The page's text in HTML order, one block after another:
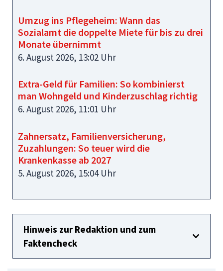
Umzug ins Pflegeheim: Wann das
Sozialamt die doppelte Miete für bis zu drei
Monate übernimmt
6. August 2026, 13:02 Uhr
Extra-Geld für Familien: So kombinierst
man Wohngeld und Kinderzuschlag richtig
6. August 2026, 11:01 Uhr
Zahnersatz, Familienversicherung,
Zuzahlungen: So teuer wird die
Krankenkasse ab 2027
5. August 2026, 15:04 Uhr
Hinweis zur Redaktion und zum
Faktencheck